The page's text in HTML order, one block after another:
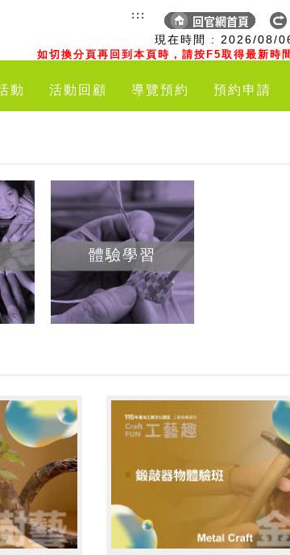
現在時間 : 2026/08/
如切換分頁再回到本頁時，請按F5取得最新時
:::
動 活動回顧 導覽預約 預約申請
體驗學習